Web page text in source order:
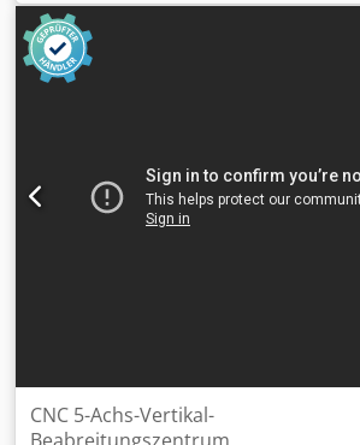
Maschinengewicht ca.: 8.260 kg
x-Weg: 1.660 mm y-Weg: 510 mm z-
Drehzahlbereich: 12.000 U/min Cjdpfx
Tischgröße: 2.000 × 510 mm Anzahl der
CNC 5-Achs-Vertikal-